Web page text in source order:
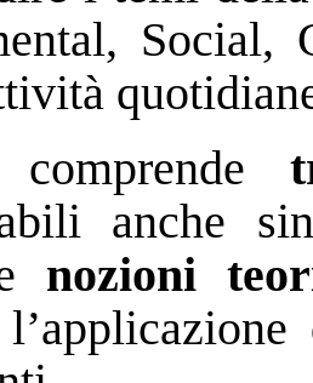
Social,
anche
nozioni